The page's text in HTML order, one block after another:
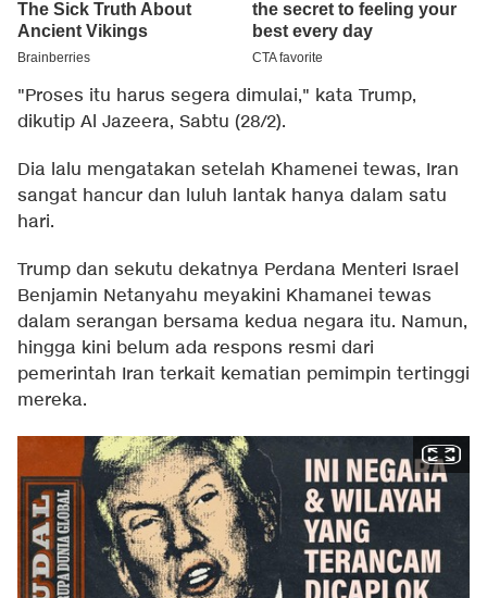
"Proses itu harus segera dimulai," kata Trump,
dikutip Al Jazeera, Sabtu (28/2).
Dia lalu mengatakan setelah Khamenei tewas, Iran
sangat hancur dan luluh lantak hanya dalam satu
hari.
Trump dan sekutu dekatnya Perdana Menteri Israel
Benjamin Netanyahu meyakini Khamanei tewas
dalam serangan bersama kedua negara itu. Namun,
hingga kini belum ada respons resmi dari
pemerintah Iran terkait kematian pemimpin tertinggi
mereka.